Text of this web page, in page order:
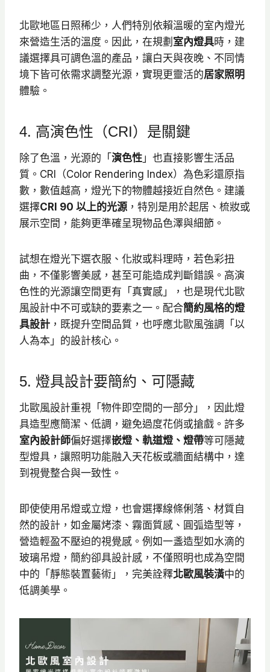
北歐地區日照稀少，人們特別依賴溫暖的室內燈光
來營造生活的溫度。因此，在規劃 室內燈具時，建
議選擇具可調色溫的產品，讓白天與夜晚、不同情
境下皆可依需求調整光源，實現更靈活的居家照明
體驗。
4. 高演色性（CRI）是關鍵
除了色溫，光源的「 演色性 」也直接影響生活品
質。CRI（Color Rendering Index）為色彩還原指
數，數值越高，燈光下的物體越接近自然色。建議
選擇CRI 90 以上的光源 ，特別是用於起居、梳妝或
展示空間，能夠更準確呈現物品色澤與細節。
試想在燈光下選衣服、化妝或料理時，若色彩扭
曲，不僅影響美感，甚至可能造成判斷錯誤。高演
色性的光源讓空間更有「真實感」，也是現代北歐
風設計中不可或缺的要素之一。配合簡約風格的燈
具設計 ，既提升空間品質，也呼應北歐風強調「以
人為本」的設計核心。
5. 燈具設計要簡約、可隱藏
北歐風設計重視「物件即空間的一部分」，因此燈
具造型應簡潔、低調，避免過度花俏或搶戲。許多
室內設計師偏好選擇嵌燈、軌道燈、燈帶等可隱藏
型燈具，讓照明功能融入天花板或牆面結構中，達
到視覺整合與一致性。
即使使用吊燈或立燈，也會選擇線條俐落、材質自
然的設計，如金屬烤漆、霧面質感、圓弧造型等，
營造輕盈不壓迫的視覺感。例如一盞造型如水滴的
玻璃吊燈，簡約卻具設計感，不僅照明也成為空間
中的「靜態裝置藝術」，完美詮釋北歐風裝潢中的
低調美學。